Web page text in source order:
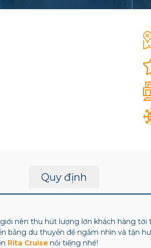
Quy định
nên thu hút lượng lớn khách hàng
bằng du thuyền để ngắm nhìn và tận
Rita Cruisenổi tiếng nhé!